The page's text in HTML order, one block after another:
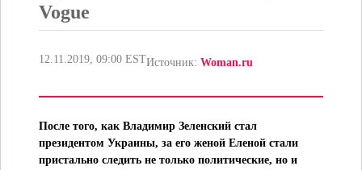
АВТОРСКИЕ КОЛОНКИ
ЗДОРОВЬЕ И КРАСОТА
Vogue
12.11.2019, 09:00 ESTИсточник: Woman.ru
После того, как Владимир Зеленский стал
президентом Украины, за его женой Еленой стали
пристально следить не только политические, но и